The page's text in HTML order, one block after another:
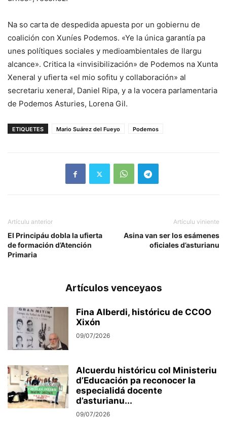
Na so carta de despedida apuesta por un gobiernu de
coalición con Xuníes Podemos. «Ye la única garantía pa
unes polítiques sociales y medioambientales de llargu
alcance». Critica la «invisibilización» de Podemos na Xunta
Xeneral y ufierta «el mio sofitu y collaboración» al
secretariu xeneral, Daniel Ripa, y a la vocera parlamentaria
de Podemos Asturies, Lorena Gil.
ETIQUETES Mario Suárez del Fueyo Podemos
Artículu anterior
El Principáu dobla la ufierta
de formación d’Atención
Primaria
Artículu viniente
Asina van ser los esámenes
oficiales d’asturianu
Artículos venceyaos
Fina Alberdi, históricu de CCOO
Xixón
09/07/2026
Alcuerdu históricu col Ministeriu
d’Educación pa reconocer la
especialidá docente
d’asturianu...
09/07/2026